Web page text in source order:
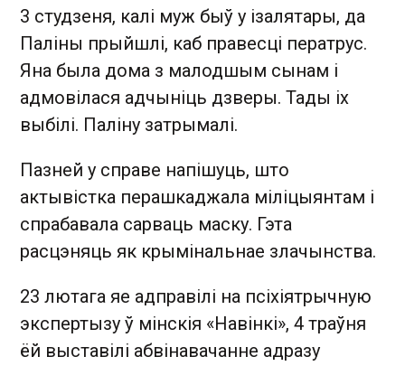
3 студзеня, калі муж быў у ізалятары, да
Паліны прыйшлі, каб правесці ператрус.
Яна была дома з малодшым сынам і
адмовілася адчыніць дзверы. Тады іх
выбілі. Паліну затрымалі.
Пазней у справе напішуць, што
актывістка перашкаджала міліцыянтам і
спрабавала сарваць маску. Гэта
расцэняць як крымінальнае злачынства.
23 лютага яе адправілі на псіхіятрычную
экспертызу ў мінскія «Навінкі», 4 траўня
ёй выставілі абвінавачанне адразу